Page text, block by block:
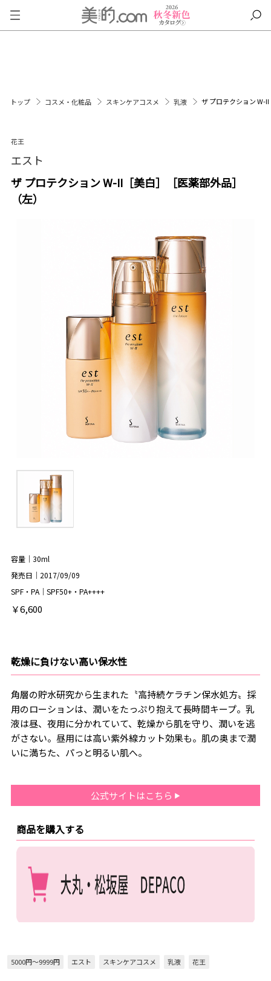
トップ コスメ・化粧品 スキンケアコスメ 乳液 ザ プロテクション W-
花王
エスト
ザ プロテクション W-II［美白］［医薬部外品］
（左）
容量｜30ml
発売日｜2017/09/09
SPF・PA｜SPF50+・PA++++
￥6,600
乾燥に負けない高い保水性
角層の貯水研究から生まれた〝高持続ケラチン保水処方〟採
用のローションは、潤いをたっぷり抱えて長時間キープ。乳
液は昼、夜用に分かれていて、乾燥から肌を守り、潤いを逃
がさない。昼用には高い紫外線カット効果も。肌の奥まで潤
いに満ちた、パっと明るい肌へ。
公式サイトはこちら
商品を購入する
5000円～9999円 エスト スキンケアコスメ 乳液 花王